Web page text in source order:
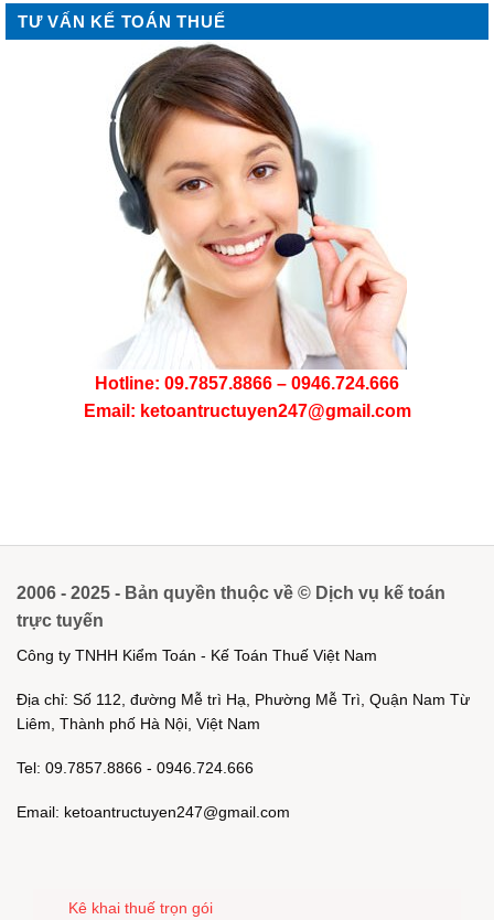
TƯ VẤN KẾ TOÁN THUẾ
Hotline: 09.7857.8866 – 0946.724.666
Email: ketoantructuyen247@gmail.com
2006 - 2025 - Bản quyền thuộc về © Dịch vụ kế toán
trực tuyến
Công ty TNHH Kiểm Toán - Kế Toán Thuế Việt Nam
Địa chỉ: Số 112, đường Mễ trì Hạ, Phường Mễ Trì, Quận Nam Từ
Liêm, Thành phố Hà Nội, Việt Nam
Tel: 09.7857.8866 - 0946.724.666
Email: ketoantructuyen247@gmail.com
Kê khai thuế trọn gói